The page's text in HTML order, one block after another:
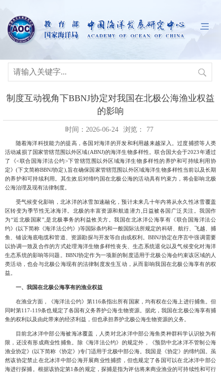
制度互动视角下BBNJ协定对我国在北极公海渔业权益
的影响
时间：2026-06-24 浏览： 77
随着海洋科技能力的提高，各国对海洋的开发和利用越来越深入。过度捕捞等人类
活动减损了国家管辖范围以外区域(ABNJ)的海洋生物多样性。联合国大会于2023年通过
了《<联合国海洋法公约>下管辖范围以外区域海洋生物多样性的养护和可持续利用协
定》(下文简称BBNJ协定),旨在确保国家管辖范围以外区域海洋生物多样性当前以及长期
的养护和可持续利用。其生效后对缔约国在北极公海的活动具有约束力，将会影响北极
公海治理及现有法律制度。
受气候变化影响，北冰洋的冰雪加速融化，预计未来几十年内将从永久性冰雪覆盖
区转变为季节性无冰海洋。北极的丰富资源和航道潜力,日益被各国广泛关注。我国作
为“近北极国家”,是北极事务的利益攸关方。我国在北冰洋公海享有《联合国海洋法公
约》(以下简称《海洋法公约》)等国际条约和一般国际法所规定的科研、航行、飞越、捕
鱼、铺设海底电缆和管道、资源勘探与开发等自由或权利。BBNJ协定在序言中强调需要
以协调一致及合作的方式处理海洋生物多样性丧失、生态系统退化以及气候变化对海洋
生态系统的影响等问题。BBNJ协定作为一项新的制度适用于北极公海会约束该区域的人
类活动，也会与北极公海现有的法律制度发生互动，从而影响我国在北极公海享有的权
益。
一、 我国在北极公海享有的渔业权益
在渔业方面，《海洋法公约》第116条指出所有国家，均有权在公海上进行捕鱼。但
同时第117-119条也规定了各国有义务养护公海生物资源。据此，我国在北极公海享有捕
鱼的权利以及由此带来的经济利益，但也承担养护北极公海生物资源的义务。
目前北冰洋中部公海被海冰覆盖，人类对北冰洋中部公海鱼类种群科学认识较为有
限，还没有形成商业性捕鱼。除《海洋法公约》的规定外，《预防中北冰洋不管制公海
渔业协定》(以下简称《协定》)专门适用于北极中部公海。我国是《协定》的缔约国。虽
然该协定禁止在北冰洋中部公海开展商业性捕捞，但也规定了各国可以在北冰洋中部公
海进行探捕。根据该协定第1条的规定，探捕是指为评估将来商业渔业的可持续性和可行